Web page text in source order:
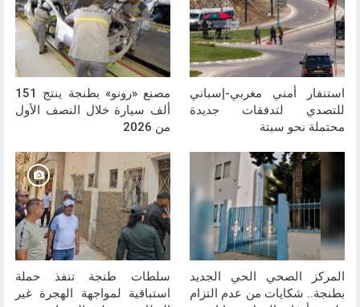
استنفار أمني مغربي-إسباني
للتصدي لتدفقات جديدة
محتملة نحو سبتة
مصنع «رونو» بطنجة ينتج 151
ألف سيارة خلال النصف الأول
من 2026
المركز الصحي الحي الجديد
بطنجة.. شكايات من عدم التزام
سلطات طنجة تنفذ حملة
استباقية لمواجهة الهجرة غير